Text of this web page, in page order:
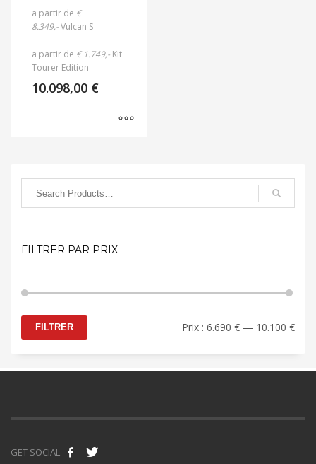
a partir de €
8.349,-Vulcan S
a partir de € 1.749,- Kit
Tourer Edition
10.098,00 €
FILTRER PAR PRIX
Prix
Prix
FILTRER Prix : 6.690 € — 10.100 €
GET SOCIAL